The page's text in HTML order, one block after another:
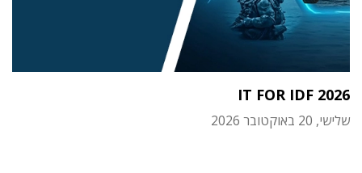
IT FOR IDF 2026
שלישי, 20 באוקטובר 2026